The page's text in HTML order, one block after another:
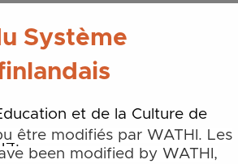
Système
et de la Culture de
être modifiés par WATHI. Les
fin de page ne sont pas
been modified by WATHI,